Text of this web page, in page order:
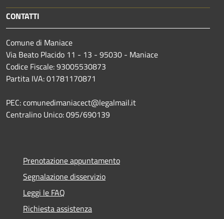
CONTATTI
Comune di Maniace
Via Beato Placido 11 - 13 - 95030 - Maniace
Codice Fiscale: 93005530873
Partita IVA: 01781170871
PEC: comunedimaniacect@legalmail.it
Centralino Unico: 095/690139
Prenotazione appuntamento
Segnalazione disservizio
Leggi le FAQ
Richiesta assistenza